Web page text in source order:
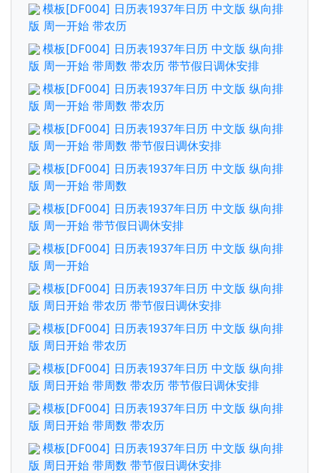
模板[DF004] 日历表1937年日历 中文版 纵向排
版 周一开始 带农历
模板[DF004] 日历表1937年日历 中文版 纵向排
版 周一开始 带周数 带农历 带节假日调休安排
模板[DF004] 日历表1937年日历 中文版 纵向排
版 周一开始 带周数 带农历
模板[DF004] 日历表1937年日历 中文版 纵向排
版 周一开始 带周数 带节假日调休安排
模板[DF004] 日历表1937年日历 中文版 纵向排
版 周一开始 带周数
模板[DF004] 日历表1937年日历 中文版 纵向排
版 周一开始 带节假日调休安排
模板[DF004] 日历表1937年日历 中文版 纵向排
版 周一开始
模板[DF004] 日历表1937年日历 中文版 纵向排
版 周日开始 带农历 带节假日调休安排
模板[DF004] 日历表1937年日历 中文版 纵向排
版 周日开始 带农历
模板[DF004] 日历表1937年日历 中文版 纵向排
版 周日开始 带周数 带农历 带节假日调休安排
模板[DF004] 日历表1937年日历 中文版 纵向排
版 周日开始 带周数 带农历
模板[DF004] 日历表1937年日历 中文版 纵向排
版 周日开始 带周数 带节假日调休安排